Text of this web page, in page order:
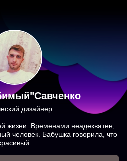
дизайнер.
жизни. Временами неадекватен,
человек. Бабушка говорила, что